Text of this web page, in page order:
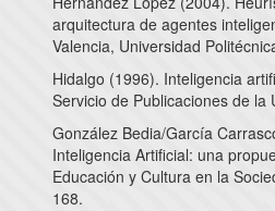
arquitectura de agentes
Valencia, Universidad
Hidalgo (1996). Inteligencia
Servicio de Publicaciones de la
González Bedia/García
Inteligencia Artificial: una
Educación y Cultura en la
168.